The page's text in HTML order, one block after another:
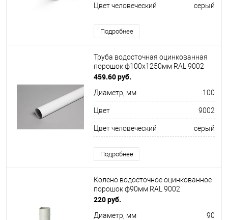
Цвет человеческий серый
Подробнее
Труба водосточная оцинкованная
порошок ф100х1250мм RAL 9002
459.60 руб.
Диаметр, мм 100
Цвет 9002
Цвет человеческий серый
Подробнее
Колено водосточное оцинкованное
порошок ф90мм RAL 9002
220 руб.
Диаметр, мм 90